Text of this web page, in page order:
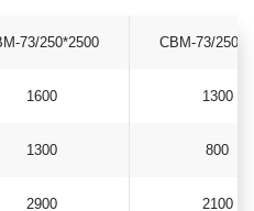
73/250*2500
1600
1300
2900
СВМ-73/
1300
800
2100